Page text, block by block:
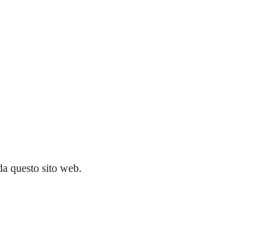
questo sito web.